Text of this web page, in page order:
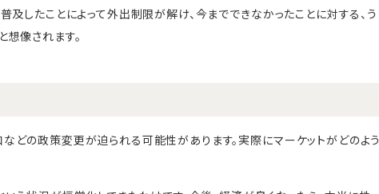
及したことによって外出制限が解け、今までできなかったことに対する、う
像されます。
どの政策変更が迫られる可能性があります。実際にマーケットがどのよう